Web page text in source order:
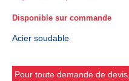
Disponible sur commande
Acier soudable
Pour toute demande de